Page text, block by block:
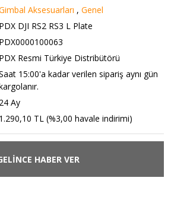
Aksesuarları ,Genel
PDX DJI RS2 RS3 L Plate
PDX0000100063
PDX Resmi Türkiye Distribütörü
15:00'a kadar verilen sipariş aynı gün
24 Ay
1.290,10 TL (%3,00 havale indirimi)
HABER VER